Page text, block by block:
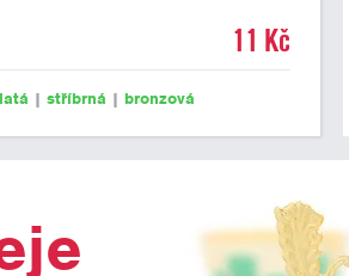
11 Kč
| stříbrná | bronzová